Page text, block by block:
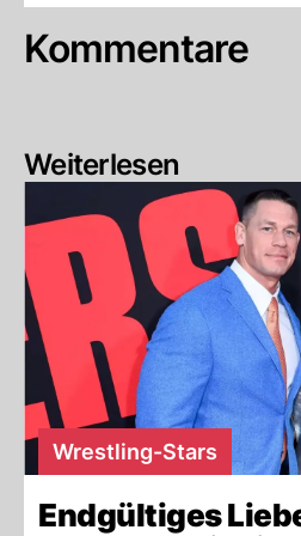
Kommentare
Weiterlesen
Wrestling-Stars
Endgültiges